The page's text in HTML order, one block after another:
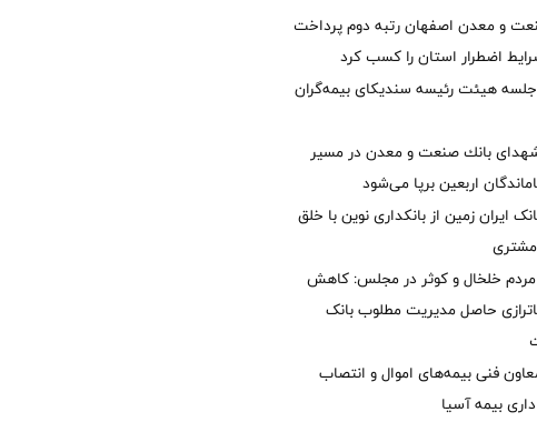
و معدن اصفهان رتبه دوم پرداخت
اضطرار استان را كسب كرد
جلسه هیئت رئیسه سندیکای بیمه‌گران
بانك صنعت و معدن در مسیر
اربعین برپا می‌شود
ایران زمین از بانکداری نوین با خلق
مشتری
مردم خلخال و کوثر در مجلس: کاهش
ناترازی حاصل مدیریت مطلوب بانک
فنی بیمه‌های اموال و انتصاب
بیمه آسیا